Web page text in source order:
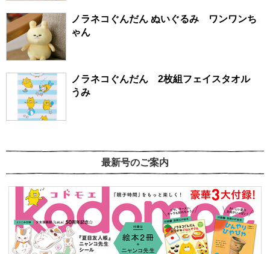
ノラネコぐんだん ぬいぐるみ ワンワンち
ゃん
ノラネコぐんだん 2枚組フェイスタオル
うみ
最新号のご案内